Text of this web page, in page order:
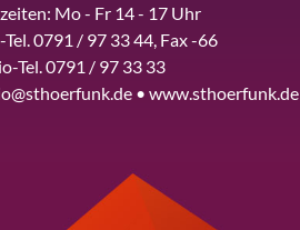
Mo - Fr 14 - 17 Uhr
0791 / 97 33 44, Fax -66
Tel. 0791 / 97 33 33
• www.sthoerfunk.de